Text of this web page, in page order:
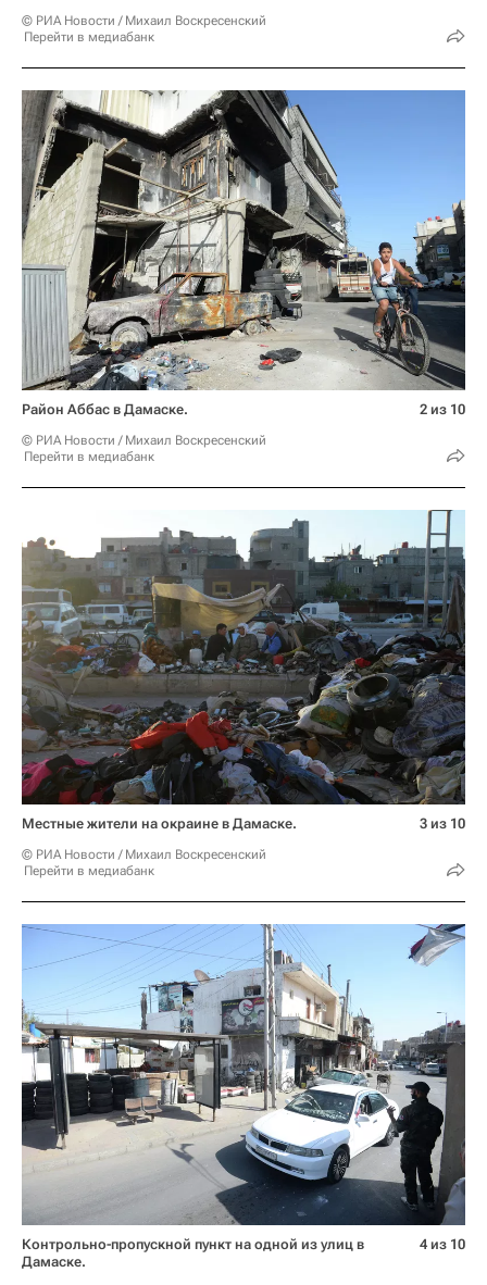
© РИА Новости / Михаил Воскресенский
Перейти в медиабанк
Район Аббас в Дамаске.
© РИА Новости / Михаил Воскресенский
Перейти в медиабанк
2 из 10
Местные жители на окраине в Дамаске.
© РИА Новости / Михаил Воскресенский
Перейти в медиабанк
3 из 10
Контрольно-пропускной пункт на одной из улиц в
Дамаске.
4 из 10